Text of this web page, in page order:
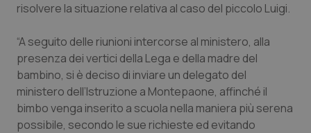
Calabria
Campania
Emilia-Romagna
Friuli Venezia Giulia
Asma & BPCO
Car-T
Colesterolo & coronaropatie
Dermatite Atopica
risolvere la situazione relativa al caso del piccolo Luigi.
“A seguito delle riunioni intercorse al ministero, alla
presenza dei vertici della Lega e della madre del
bambino, si è deciso di inviare un delegato del
ministero dell’Istruzione a Montepaone, affinché il
bimbo venga inserito a scuola nella maniera più serena
possibile, secondo le sue richieste ed evitando